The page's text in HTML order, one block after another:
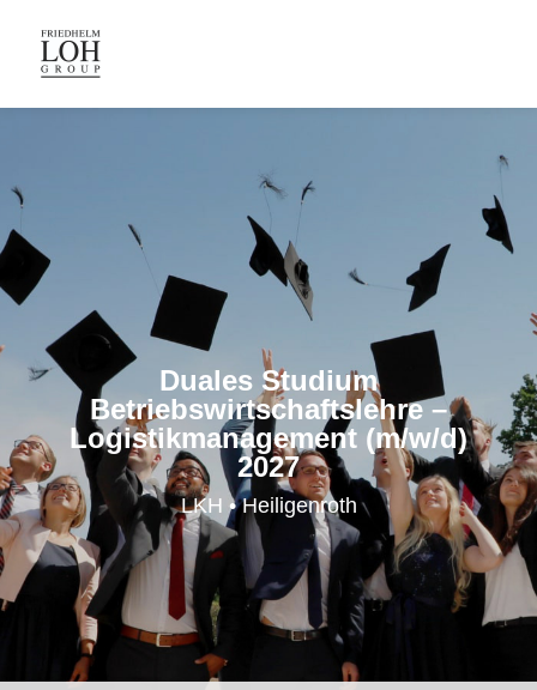
Duales Studium
Betriebswirtschaftslehre –
Logistikmanagement (m/w/d)
2027
LKH • Heiligenroth